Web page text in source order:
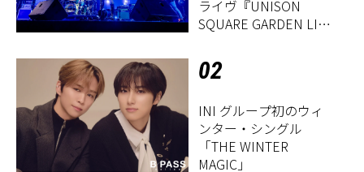
ライヴ『UNISON
SQUARE GARDEN LIVE
Period」』レポート
02
INI グループ初のウィ
ンター・シングル
「THE WINTER
MAGIC」